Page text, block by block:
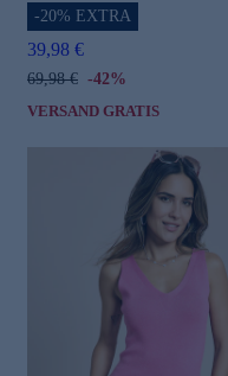
-20% EXTRA
39,98 €
69,98 € -42%
VERSAND GRATIS